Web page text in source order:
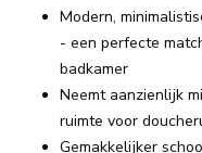
Modern,
- een perfecte
badkamer
Neemt aanzienlijk
ruimte voor
Gemakkelijker